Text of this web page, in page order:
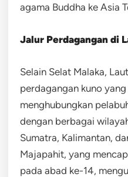
agama Buddha ke Asia
Jalur Perdagangan di
Selain Selat Malaka,
perdagangan kuno
menghubungkan
dengan berbagai
Sumatra, Kalimantan,
Majapahit, yang
pada abad ke-14,